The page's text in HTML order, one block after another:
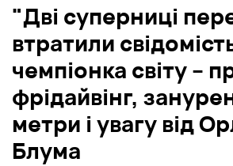
"Дві суперниці
втратили
чемпіонка світу –
фрідайвінг,
метри і увагу від
Блума